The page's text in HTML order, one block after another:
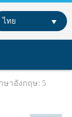
ไทย
ษาอังกฤษ: 5